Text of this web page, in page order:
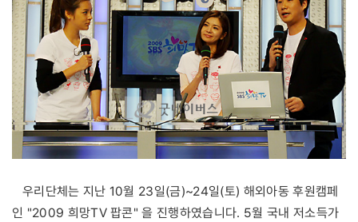
우리단체는 지난 10월 23일(금)~24일(토) 해외아동 후원캠페
인 "2009 희망TV 팝콘" 을 진행하였습니다. 5월 국내 저소득가